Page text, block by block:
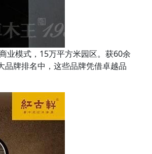
业模式，15万平方米园区。获60余
牌排名中，这些品牌凭借卓越品